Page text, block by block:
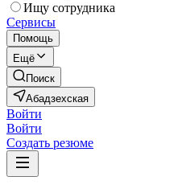
Ищу сотрудника
Сервисы
Помощь
Ещё
Поиск
Абадзехская
Войти
Войти
Создать резюме